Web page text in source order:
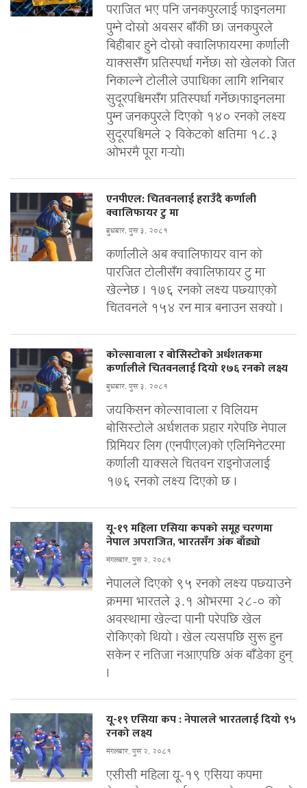
पराजित भए पनि जनकपुरलाई फाइनलमा
पुग्ने दोस्रो अवसर बाँकी छ। जनकपुरले
बिहीबार हुने दोस्रो क्वालिफायरमा कर्णाली
याक्ससँग प्रतिस्पर्धा गर्नेछ। सो खेलको जित
निकाल्ने टोलीले उपाधिका लागि शनिबार
सुदूरपश्चिमसँग प्रतिस्पर्धा गर्नेछ।फाइनलमा
पुग्न जनकपुरले दिएको १४० रनको लक्ष्य
सुदूरपश्चिमले २ विकेटको क्षतिमा १८.३
ओभरमै पूरा गर्‍यो।
एनपीएल: चितवनलाई हराउँदै कर्णाली
क्वालिफायर टु मा
बुधबार, पुस ३, २०८१
कर्णालीले अब क्वालिफायर वान को
पारजित टोलीसँग क्वालिफायर टु मा
खेल्नेछ । १७६ रनको लक्ष्य पछ्याएको
चितवनले १५४ रन मात्र बनाउन सक्यो ।
कोल्सावाला र बोसिस्टोको अर्धशतकमा
कर्णालीले चितवनलाई दियो १७६ रनको लक्ष्य
बुधबार, पुस ३, २०८१
जयकिसन कोल्सावाला र विलियम
बोसिस्टोले अर्धशतक प्रहार गरेपछि नेपाल
प्रिमियर लिग (एनपीएल)को एलिमिनेटरमा
कर्णाली याक्सले चितवन राइनोजलाई
१७६ रनको लक्ष्य दिएको छ ।
यू-१९ महिला एसिया कपको समूह चरणमा
नेपाल अपराजित, भारतसँग अंक बाँड्यो
मंगलबार, पुस २, २०८१
नेपालले दिएको ९५ रनको लक्ष्य पछ्याउने
क्रममा भारतले ३.१ ओभरमा २८-० को
अवस्थामा खेल्दा पानी परेपछि खेल
रोकिएको थियो । खेल त्यसपछि सुरू हुन
सकेन र नतिजा नआएपछि अंक बाँडेका हुन्
।
यू-१९ एसिया कप : नेपालले भारतलाई दियो ९५
रनको लक्ष्य
मंगलबार, पुस २, २०८१
एसीसी महिला यू-१९ एसिया कपमा